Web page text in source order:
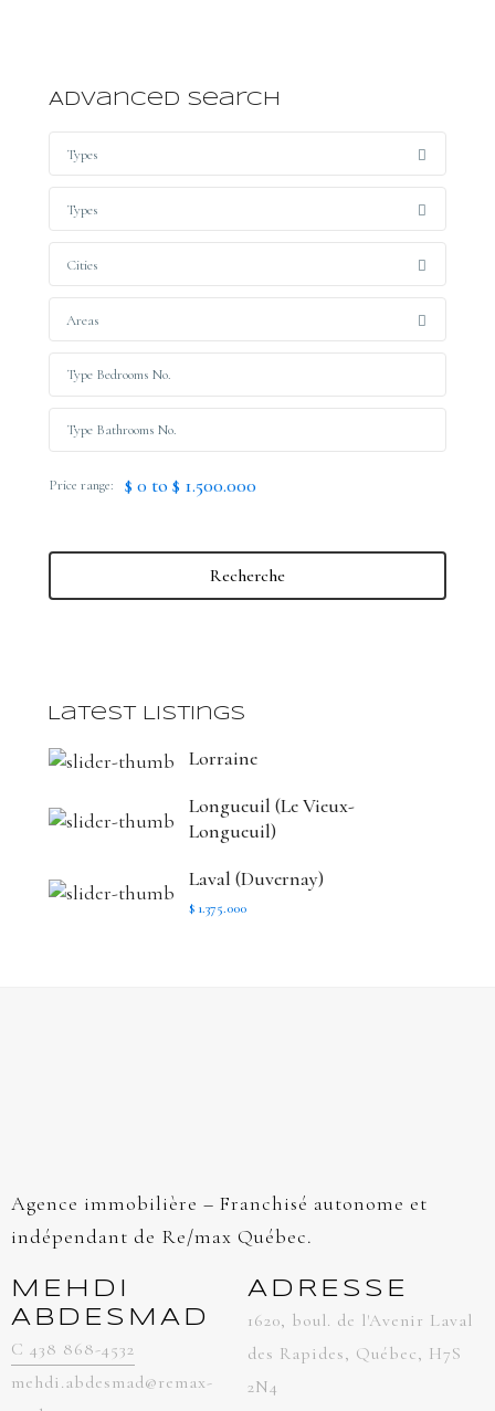
Advanced Search
Types
Types
Cities
Areas
Price range: $ 0 to $ 1.500.000
Recherche
Latest Listings
Lorraine
Longueuil (Le Vieux-
Longueuil)
Laval (Duvernay)
$ 1.375.000
Agence immobilière – Franchisé autonome et
indépendant de Re/max Québec.
MEHDI
ABDESMAD
C 438 868-4532
mehdi.abdesmad@remax-
ADRESSE
1620, boul. de l'Avenir Laval
des Rapides, Québec, H7S
2N4